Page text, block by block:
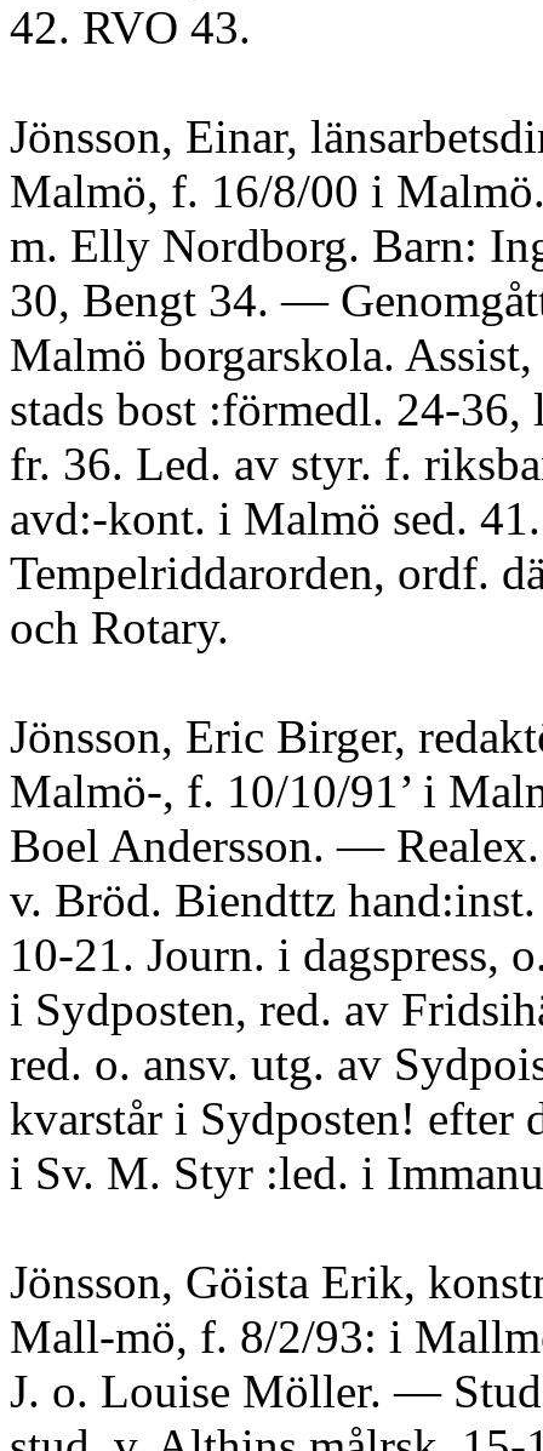
42. RVO 43.
Jönsson, Einar,
Malmö, f. 16/8/00 i
m. Elly Nordborg. Barn:
30, Bengt 34. —
Malmö borgarskola.
stads bost :förmedl. 24-36,
fr. 36. Led. av styr. f.
avd:-kont. i Malmö sed.
Tempelriddarorden, ordf.
och Rotary.
Jönsson, Eric Birger,
Malmö-, f. 10/10/91’ i
Boel Andersson. —
v. Bröd. Biendttz hand:inst.
10-21. Journ. i dagspress,
i Sydposten, red. av
red. o. ansv. utg. av
kvarstår i Sydposten! efter
i Sv. M. Styr :led. i
Jönsson, Göista Erik,
Mall-mö, f. 8/2/93: i
J. o. Louise Möller. —